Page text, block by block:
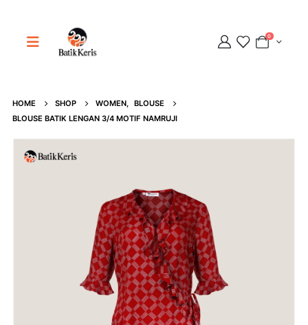
0
HOME SHOP WOMEN, BLOUSE
BLOUSE BATIK LENGAN 3/4 MOTIF NAMRUJI
Adipati
Online